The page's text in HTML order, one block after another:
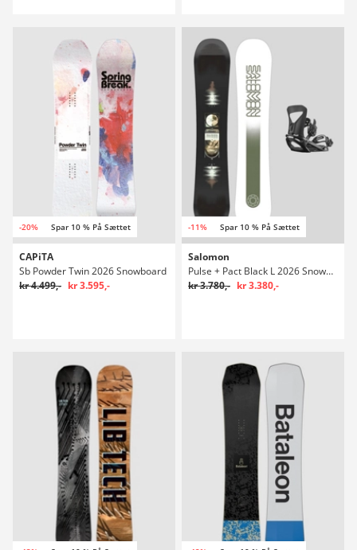
-20% Spar 10 % På Sættet
CAPiTA
Sb Powder Twin 2026 Snowboard
kr 4.499,- kr 3.595,-
-11% Spar 10 % På Sættet
Salomon
Pulse + Pact Black L 2026 Snowboardsæt
kr 3.780,- kr 3.380,-